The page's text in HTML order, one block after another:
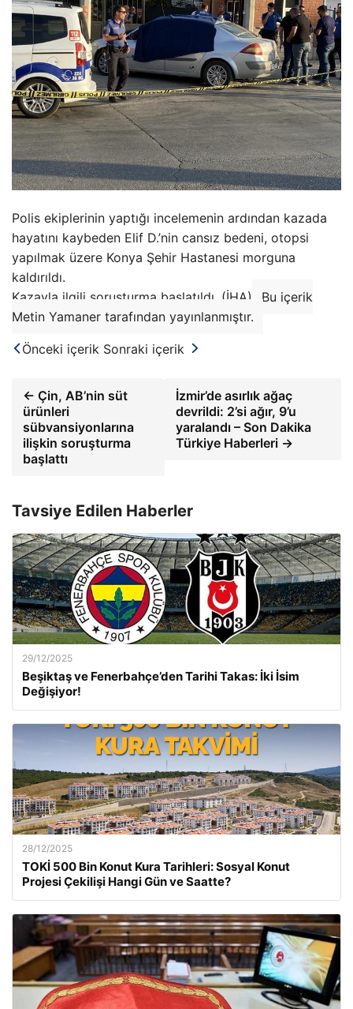
Polis ekiplerinin yaptığı incelemenin ardından kazada
hayatını kaybeden Elif D.’nin cansız bedeni, otopsi
yapılmak üzere Konya Şehir Hastanesi morguna
kaldırıldı.
Kazayla ilgili soruşturma başlatıldı. (İHA)
Bu içerik
Metin Yamaner tarafından yayınlanmıştır.
Önceki içerik Sonraki içerik
← Çin, AB’nin süt
ürünleri
sübvansiyonlarına
ilişkin soruşturma
başlattı
İzmir’de asırlık ağaç
devrildi: 2’si ağır, 9’u
yaralandı – Son Dakika
Türkiye Haberleri →
Tavsiye Edilen Haberler
29/12/2025
Beşiktaş ve Fenerbahçe’den Tarihi Takas: İki İsim
Değişiyor!
28/12/2025
TOKİ 500 Bin Konut Kura Tarihleri: Sosyal Konut
Projesi Çekilişi Hangi Gün ve Saatte?